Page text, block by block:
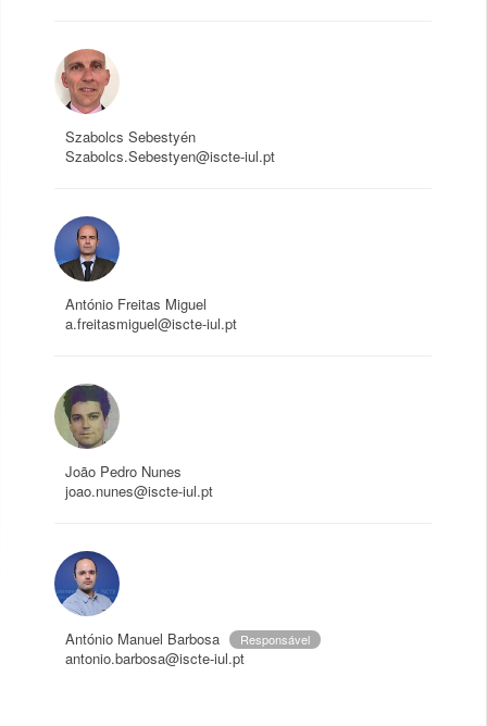
Szabolcs Sebestyén
Szabolcs.Sebestyen@iscte-iul.pt
António Freitas Miguel
a.freitasmiguel@iscte-iul.pt
João Pedro Nunes
joao.nunes@iscte-iul.pt
António Manuel Barbosa Responsável
antonio.barbosa@iscte-iul.pt